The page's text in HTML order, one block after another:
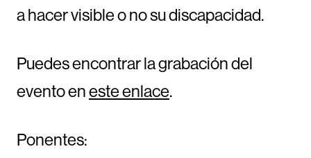
a hacer visible o no su discapacidad.
Puedes encontrar la grabación del
evento eneste enlace.
Ponentes: